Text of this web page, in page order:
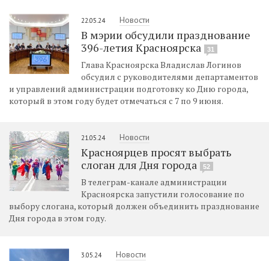
22.05.24 Новости
В мэрии обсудили празднование
396-летия Красноярска
31
Глава Красноярска Владислав Логинов
обсудил с руководителями департаментов
и управлений администрации подготовку ко Дню города,
который в этом году будет отмечаться с 7 по 9 июня.
21.05.24 Новости
Красноярцев просят выбрать
слоган для Дня города
52
В телеграм-канале администрации
Красноярска запустили голосование по
выбору слогана, который должен объединить празднование
Дня города в этом году.
3.05.24 Новости